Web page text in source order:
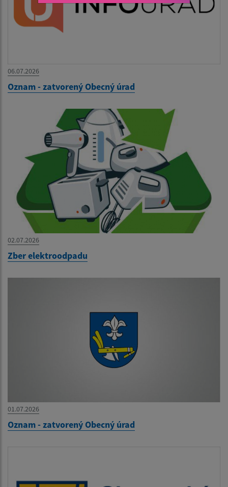
06.07.2026
Oznam - zatvorený Obecný úrad
02.07.2026
Zber elektroodpadu
01.07.2026
Oznam - zatvorený Obecný úrad